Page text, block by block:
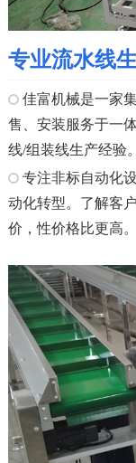
专业流水线
佳富机械是一家
售、安装服务于一
线/组装线生产经验。
专注非标自动化
动化转型。了解客
价，性价格比更高。